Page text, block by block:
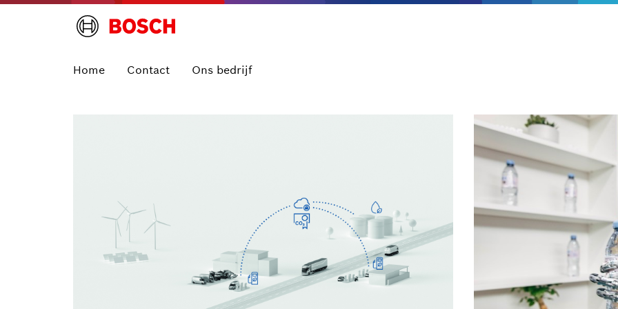
Home Contact Ons bedrijf